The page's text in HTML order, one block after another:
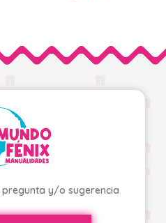
pregunta y/o sugerencia.